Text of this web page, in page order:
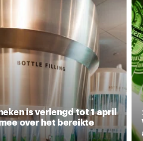
is verlengd tot 1 april
over het bereikte